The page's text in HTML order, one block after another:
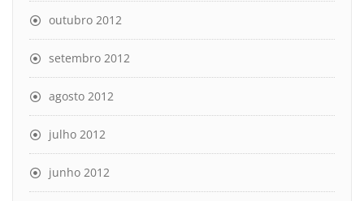
outubro 2012
setembro 2012
agosto 2012
julho 2012
junho 2012